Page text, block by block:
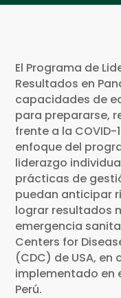
El Programa de
Resultados en
capacidades de
para prepararse,
frente a la COVID-
enfoque del
liderazgo
prácticas de
puedan anticipar
lograr resultados
emergencia
Centers for
(CDC) de USA, en
implementado en
Perú.